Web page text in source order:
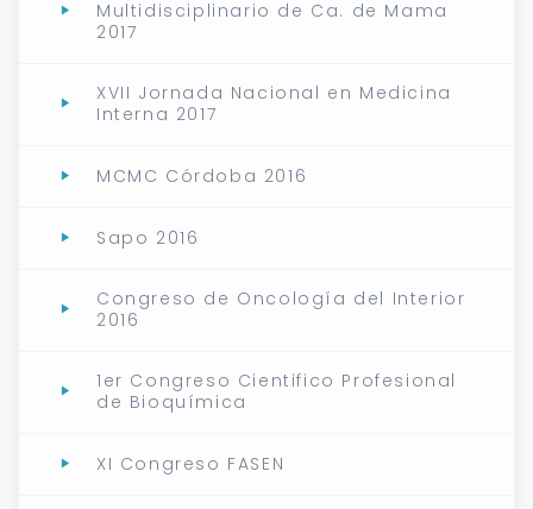
Multidisciplinario de Ca. de Mama
2017
XVII Jornada Nacional en Medicina
Interna 2017
MCMC Córdoba 2016
Sapo 2016
Congreso de Oncología del Interior
2016
1er Congreso Cientifico Profesional
de Bioquímica
XI Congreso FASEN